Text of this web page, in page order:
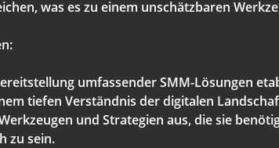
was es zu einem unschätzbaren
umfassender SMM-Lösungen
tiefen Verständnis der digitalen
und Strategien aus, die sie
zu sein.